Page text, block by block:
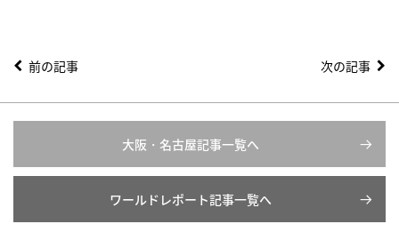
前の記事 次の記事
大阪・名古屋記事一覧へ
ワールドレポート記事一覧へ